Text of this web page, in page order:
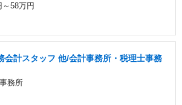
～58万円
会計スタッフ 他/会計事務所・税理士事務
務所